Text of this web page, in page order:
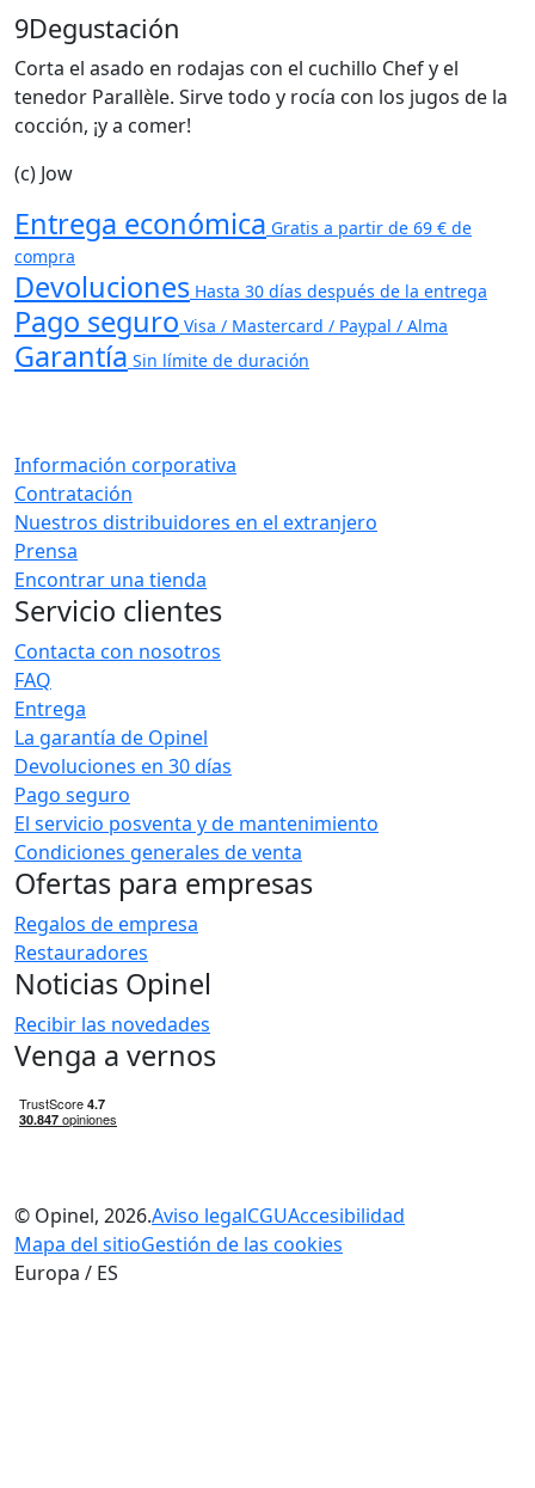
9Degustación
Corta el asado en rodajas con el cuchillo Chef y el
tenedor Parallèle. Sirve todo y rocía con los jugos de la
cocción, ¡y a comer!
(c) Jow
Entrega económica Gratis a partir de 69 € de
compra
Devoluciones Hasta 30 días después de la entrega
Pago seguro Visa / Mastercard / Paypal / Alma
Garantía Sin límite de duración
Información corporativa
Contratación
Nuestros distribuidores en el extranjero
Prensa
Encontrar una tienda
Servicio clientes
Contacta con nosotros
FAQ
Entrega
La garantía de Opinel
Devoluciones en 30 días
Pago seguro
El servicio posventa y de mantenimiento
Condiciones generales de venta
Ofertas para empresas
Regalos de empresa
Restauradores
Noticias Opinel
Recibir las novedades
Venga a vernos
© Opinel, 2026.Aviso legalCGUAccesibilidad
Mapa del sitioGestión de las cookies
Europa / ES